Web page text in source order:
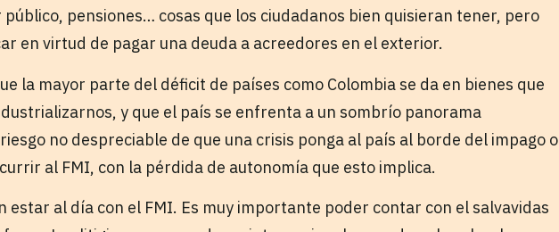
pensiones… cosas que los ciudadanos bien quisieran tener, pero
en virtud de pagar una deuda a acreedores en el exterior.
la mayor parte del déficit de países como Colombia se da en bienes que
y que el país se enfrenta a un sombrío panorama
no despreciable de que una crisis ponga al país al borde del impago o
al FMI, con la pérdida de autonomía que esto implica.
estar al día con el FMI. Es muy importante poder contar con el salvavidas